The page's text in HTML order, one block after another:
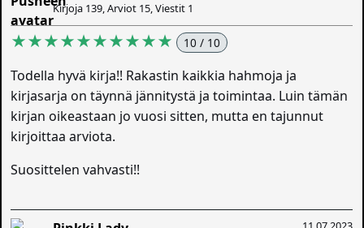
Kirjoja 139, Arviot 15, Viestit 1
★★★★★★★★★★ 10 / 10
Todella hyvä kirja!! Rakastin kaikkia hahmoja ja
kirjasarja on täynnä jännitystä ja toimintaa. Luin tämän
kirjan oikeastaan jo vuosi sitten, mutta en tajunnut
kirjoittaa arviota.
Suosittelen vahvasti!!